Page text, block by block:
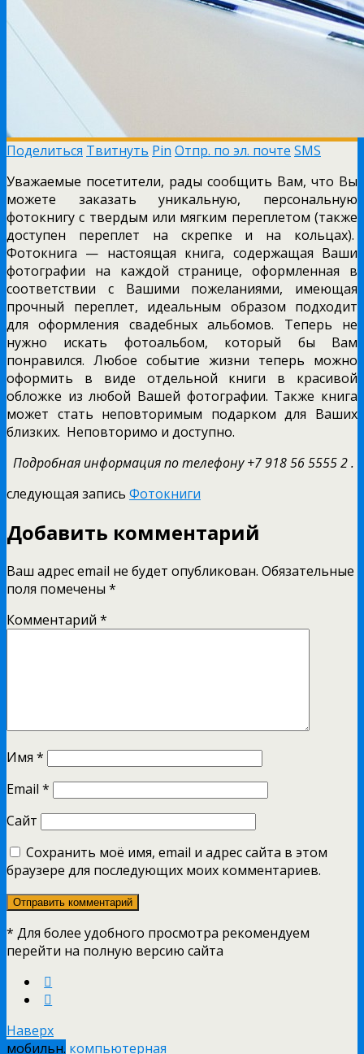
Поделиться Твитнуть Pin Отпр. по эл. почте SMS
Уважаемые посетители, рады сообщить Вам, что Вы
можете заказать уникальную, персональную
фотокнигу с твердым или мягким переплетом (также
доступен переплет на скрепке и на кольцах).
Фотокнига — настоящая книга, содержащая Ваши
фотографии на каждой странице, оформленная в
соответствии с Вашими пожеланиями, имеющая
прочный переплет, идеальным образом подходит
для оформления свадебных альбомов. Теперь не
нужно искать фотоальбом, который бы Вам
понравился. Любое событие жизни теперь можно
оформить в виде отдельной книги в красивой
обложке из любой Вашей фотографии. Также книга
может стать неповторимым подарком для Ваших
близких. Неповторимо и доступно.
Подробная информация по телефону +7 918 56 5555 2 .
следующая запись Фотокниги
Добавить комментарий
Ваш адрес email не будет опубликован. Обязательные
поля помечены *
Комментарий *
Имя *
Email *
Сайт
Сохранить моё имя, email и адрес сайта в этом
браузере для последующих моих комментариев.
* Для более удобного просмотра рекомендуем
перейти на полную версию сайта
Наверх
мобильн. компьютерная